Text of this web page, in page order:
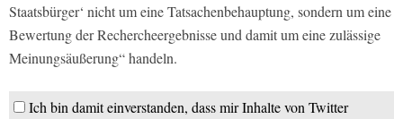
Staatsbürger‘ nicht um eine Tatsachenbehauptung, sondern um eine
Bewertung der Rechercheergebnisse und damit um eine zulässige
Meinungsäußerung“ handeln.
Ich bin damit einverstanden, dass mir Inhalte von Twitter